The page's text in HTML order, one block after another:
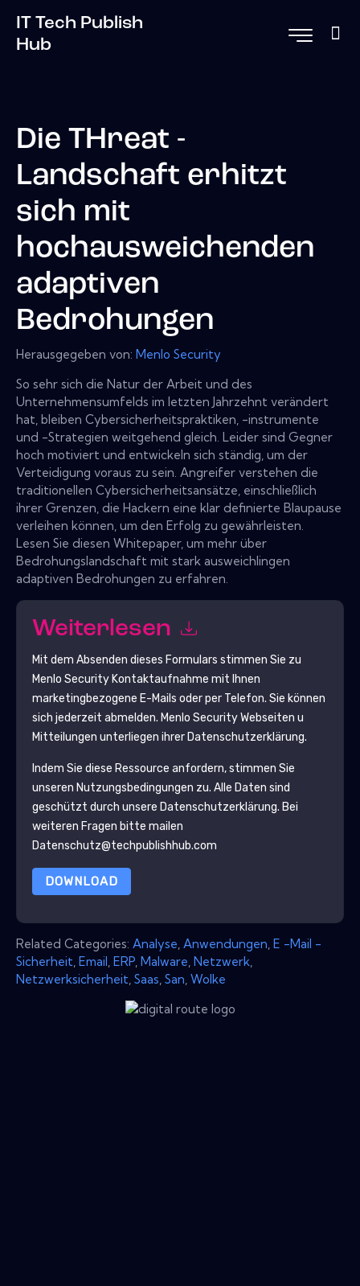
IT Tech Publish
Hub
Die THreat -
Landschaft erhitzt
sich mit
hochausweichenden
adaptiven
Bedrohungen
Herausgegeben von: Menlo Security
So sehr sich die Natur der Arbeit und des
Unternehmensumfelds im letzten Jahrzehnt verändert
hat, bleiben Cybersicherheitspraktiken, -instrumente
und -Strategien weitgehend gleich. Leider sind Gegner
hoch motiviert und entwickeln sich ständig, um der
Verteidigung voraus zu sein. Angreifer verstehen die
traditionellen Cybersicherheitsansätze, einschließlich
ihrer Grenzen, die Hackern eine klar definierte Blaupause
verleihen können, um den Erfolg zu gewährleisten.
Lesen Sie diesen Whitepaper, um mehr über
Bedrohungslandschaft mit stark ausweichlingen
adaptiven Bedrohungen zu erfahren.
Weiterlesen
Mit dem Absenden dieses Formulars stimmen Sie zu
Menlo SecurityKontaktaufnahme mit Ihnen
marketingbezogene E-Mails oder per Telefon. Sie können
sich jederzeit abmelden. Menlo SecurityWebseiten u
Mitteilungen unterliegen ihrer Datenschutzerklärung.
Indem Sie diese Ressource anfordern, stimmen Sie
unseren Nutzungsbedingungen zu. Alle Daten sind
geschützt durch unsere Datenschutzerklärung. Bei
weiteren Fragen bitte mailen
Datenschutz@techpublishhub.com
DOWNLOAD
Related Categories: Analyse Anwendungen E -Mail -
Sicherheit Email ERP Malware Netzwerk
Netzwerksicherheit Saas San Wolke